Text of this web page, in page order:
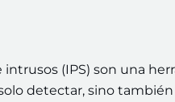
(IPS) son una
detectar, sino